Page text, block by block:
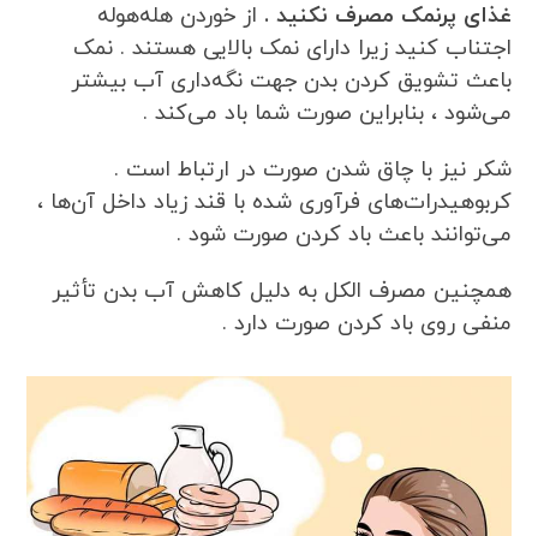
غذای پرنمک مصرف نکنید . از خوردن هله‌هوله
اجتناب کنید زیرا دارای نمک بالایی هستند . نمک
باعث تشویق کردن بدن جهت نگه‌داری آب بیشتر
می‌شود ، بنابراین صورت شما باد می‌کند .
شکر نیز با چاق شدن صورت در ارتباط است .
کربوهیدرات‌های فرآوری شده با قند زیاد داخل آن‌ها ،
می‌توانند باعث باد کردن صورت شود .
همچنین مصرف الکل به دلیل کاهش آب بدن تأثیر
منفی روی باد کردن صورت دارد .